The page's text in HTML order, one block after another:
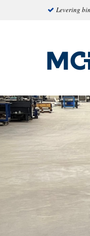
Levering